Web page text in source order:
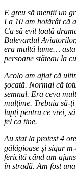
E greu să menții un
La 10 am hotărât că
Ca să evit toată
Bulevardul
era multă lume…
persoane stăteau la
Acolo am aflat că
șocată. Normal că
semnal. Era ceva
mulțime. Trebuia să-
lupți pentru ce vrei,
fel ca tine.
Au stat la protest 4
gălăgioase și sigur
fericită când am
în stradă. Am fost